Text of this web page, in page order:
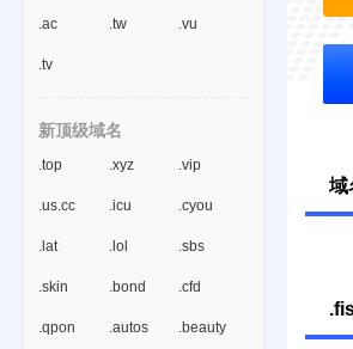
.ac .tw .vu
.tv
新顶级域名
.top .xyz .vip
.us.cc .icu .cyou
.lat .lol .sbs
.skin .bond .cfd
.qpon .autos .beauty
域